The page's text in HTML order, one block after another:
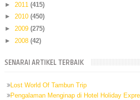
► 2011 (415)
► 2010 (450)
► 2009 (275)
► 2008 (42)
SENARAI ARTIKEL TERBAIK
Lost World Of Tambun Trip
Pengalaman Menginap di Hotel Holiday